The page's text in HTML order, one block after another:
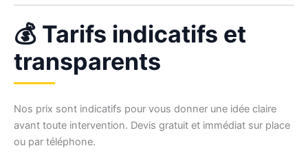
💰 Tarifs indicatifs et
transparents
Nos prix sont indicatifs pour vous donner une idée claire
avant toute intervention. Devis gratuit et immédiat sur place
ou par téléphone.